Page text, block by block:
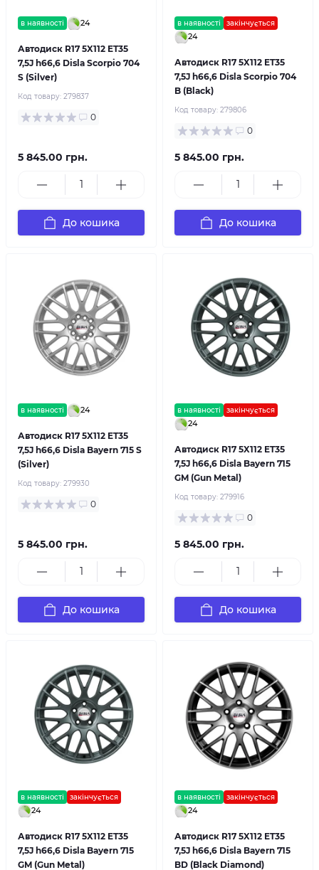
в наявності 24
Автодиск R17 5X112 ET35
7,5J h66,6 Disla Scorpio 704
S (Silver)
Код товару: 279837
0
5 845.00 грн.
До кошика
в наявності закінчується
24
Автодиск R17 5X112 ET35
7,5J h66,6 Disla Scorpio 704
B (Black)
Код товару: 279806
0
5 845.00 грн.
До кошика
в наявності 24
Автодиск R17 5X112 ET35
7,5J h66,6 Disla Bayern 715 S
(Silver)
Код товару: 279930
0
5 845.00 грн.
До кошика
в наявності закінчується
24
Автодиск R17 5X112 ET35
7,5J h66,6 Disla Bayern 715
GM (Gun Metal)
Код товару: 279916
0
5 845.00 грн.
До кошика
в наявності закінчується
24
Автодиск R17 5X112 ET35
7,5J h66,6 Disla Bayern 715
GM (Gun Metal)
в наявності закінчується
24
Автодиск R17 5X112 ET35
7,5J h66,6 Disla Bayern 715
BD (Black Diamond)